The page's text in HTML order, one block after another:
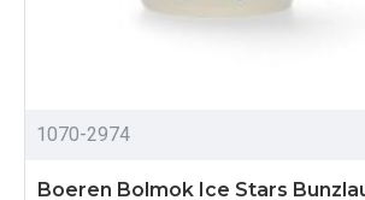
1070-2974
Boeren Bolmok Ice Stars